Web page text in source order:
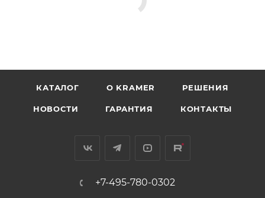
КАТАЛОГ O KRAMER РЕШЕНИЯ
НОВОСТИ ГАРАНТИЯ КОНТАКТЫ
+7-495-780-0302